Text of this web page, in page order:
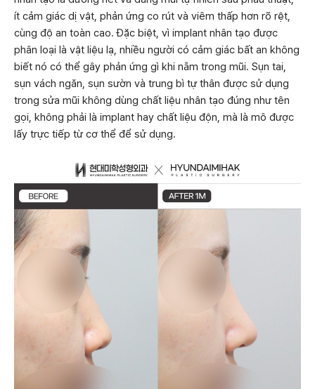
ít cảm giác dị vật, phản ứng co rút và viêm thấp hơn rõ rệt,
cùng độ an toàn cao. Đặc biệt, vì implant nhân tạo được
phân loại là vật liệu lạ, nhiều người có cảm giác bất an không
biết nó có thể gây phản ứng gì khi nằm trong mũi. Sụn tai,
sụn vách ngăn, sụn sườn và trung bì tự thân được sử dụng
trong sửa mũi không dùng chất liệu nhân tạo đúng như tên
gọi, không phải là implant hay chất liệu độn, mà là mô được
lấy trực tiếp từ cơ thể để sử dụng.